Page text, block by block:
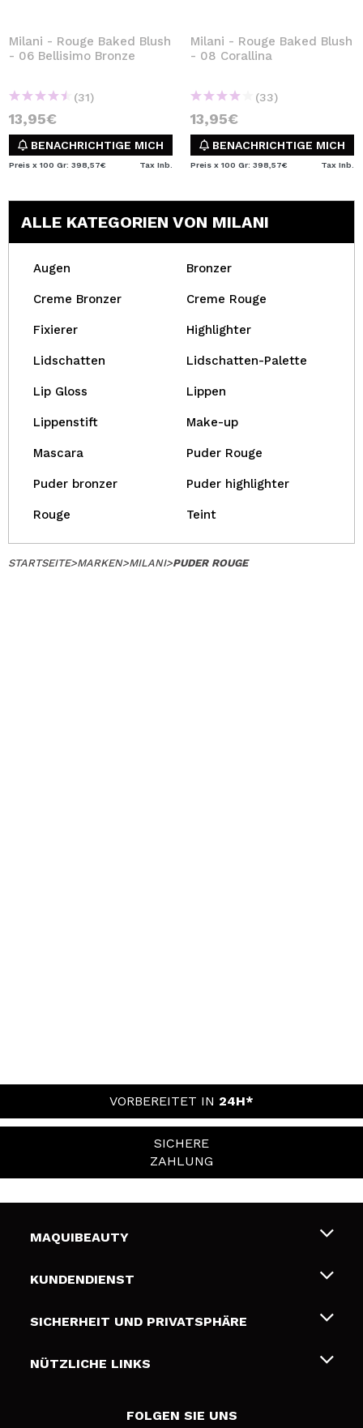
Milani - Rouge Baked Blush
- 06 Bellisimo Bronze
(31)
13,95€
BENACHRICHTIGE MICH
Preis x 100 Gr: 398,57€ Tax Inb.
Milani - Rouge Baked Blush
- 08 Corallina
(33)
13,95€
BENACHRICHTIGE MICH
Preis x 100 Gr: 398,57€ Tax Inb.
ALLE KATEGORIEN VON MILANI
Augen Bronzer
Creme Bronzer Creme Rouge
Fixierer Highlighter
Lidschatten Lidschatten-Palette
Lip Gloss Lippen
Lippenstift Make-up
Mascara Puder Rouge
Puder bronzer Puder highlighter
Rouge Teint
STARTSEITE>MARKEN>MILANI>PUDER ROUGE
VORBEREITET IN 24H*
SICHERE
ZAHLUNG
MAQUIBEAUTY
Über uns
Geschenkkarten
KUNDENDIENST
Liefer- und Versandkosten
Zahlung
SICHERHEIT UND PRIVATSPHÄRE
Bedingungen und Datenschutz
NÜTZLICHE LINKS
FOLGEN SIE UNS